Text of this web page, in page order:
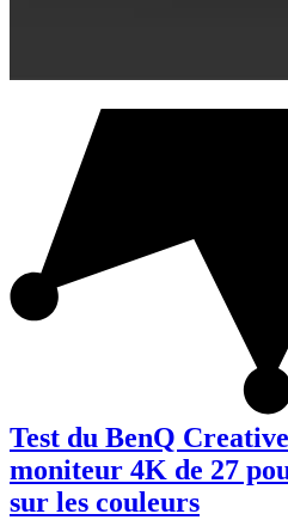
Test du BenQ
moniteur 4K de 27
sur les couleurs